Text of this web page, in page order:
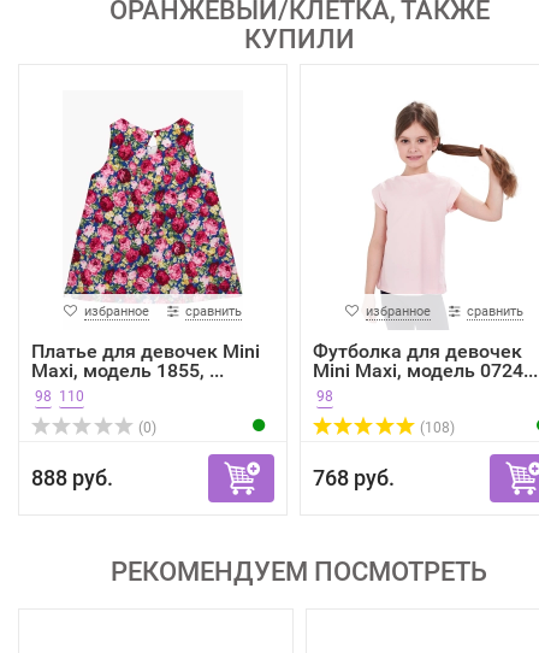
ОРАНЖЕВЫЙ/КЛЕТКА, ТАКЖЕ
КУПИЛИ
избранное сравнить
Платье для девочек Mini
Maxi, модель 1855, ...
98 110
(0)
888 руб.
избранное сравнить
Футболка для девочек
Mini Maxi, модель 0724...
98
(108)
768 руб.
РЕКОМЕНДУЕМ ПОСМОТРЕТЬ